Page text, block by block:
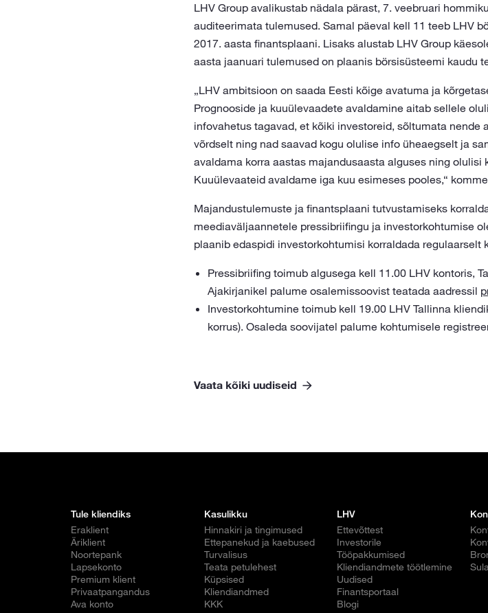
LHV Group avalikustab nädala pärast, 7. veebruari
auditeerimata tulemused. Samal päeval kell 11 teeb LHV
2017. aasta finantsplaani. Lisaks alustab LHV Group
aasta jaanuari tulemused on plaanis börsisüsteemi kaudu
„LHV ambitsioon on saada Eesti kõige avatuma ja
Prognooside ja kuuülevaadete avaldamine aitab sellele
infovahetus tagavad, et kõiki investoreid, sõltumata nende
võrdselt ning nad saavad kogu olulise info üheaegselt ja
avaldama korra aastas majandusaasta alguses ning
Kuuülevaateid avaldame iga kuu esimeses pooles,“
Majandustulemuste ja finantsplaani tutvustamiseks
meediaväljaannetele pressibriifingu ja investorkohtumise
plaanib edaspidi investorkohtumisi korraldada
Pressibriifing toimub algusega kell 11.00 LHV kontoris,
Ajakirjanikel palume osalemissoovist teatada aadressil
Investorkohtumine toimub kell 19.00 LHV Tallinna
korrus). Osaleda soovijatel palume kohtumisele
Vaata kõiki uudiseid
Tule kliendiks
Eraklient
Äriklient
Noortepank
Lapsekonto
Premium klient
Privaatpangandus
Ava konto
Kasulikku
Hinnakiri ja tingimused
Ettepanekud ja kaebused
Turvalisus
Teata petulehest
Küpsised
Kliendiandmed
KKK
LHV
Ettevõttest
Investorile
Tööpakkumised
Kliendiandmete töötlemine
Uudised
Finantsportaal
Blogi